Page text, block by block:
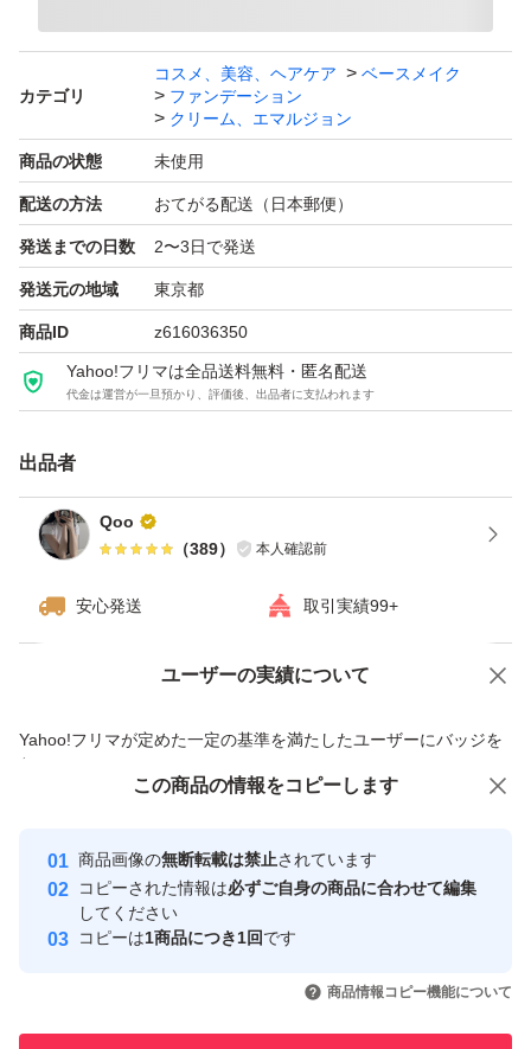
カテゴリ
コスメ、美容、ヘアケア
ベースメイク
ファンデーション
クリーム、エマルジョン
商品の状態 未使用
配送の方法 おてがる配送（日本郵便）
発送までの日数 2〜3日で発送
発送元の地域 東京都
商品ID z616036350
Yahoo!フリマは全品送料無料・匿名配送
代金は運営が一旦預かり、評価後、出品者に支払われます
出品者
Qoo
（389） 本人確認前
安心発送 取引実績99+
ユーザーの実績について
Yahoo!フリマが定めた一定の基準を満たしたユーザーにバッジを
付与しています
安心取引出品者
心・安全なユーザーです
取引実績
引を完了させた実績があります
価格の相談 商品への質問
この商品の情報をコピーします
商品画像の無断転載は禁止されています
コピーされた情報は必ずご自身の商品に合わせて編集
してください
コピーは1商品につき1回です
商品情報コピー機能について
この商品をみている人にオススメ